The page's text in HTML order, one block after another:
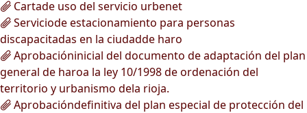
Cartade uso del servicio urbenet
Serviciode estacionamiento para personas
discapacitadas en la ciudadde haro
Aprobacióninicial del documento de adaptación del plan
general de haroa la ley 10/1998 de ordenación del
territorio y urbanismo dela rioja.
Aprobacióndefinitiva del plan especial de protección del